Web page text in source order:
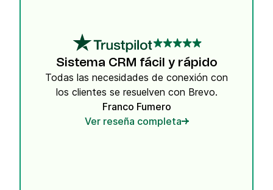
Sistema CRM fácil y rápido
Todas las necesidades de conexión con
los clientes se resuelven con Brevo.
Franco Fumero
Ver reseña completa